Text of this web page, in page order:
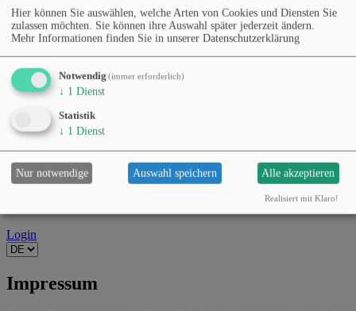
Login
Impressum
Hier können Sie auswählen, welche Arten von Cookies und Diensten Sie
zulassen möchten. Sie können ihre Auswahl später jederzeit ändern.
Mehr Informationen finden Sie in unserer Datenschutzerklärung
Notwendig(immer erforderlich)
↓ 1 Dienst
Statistik
↓ 1 Dienst
Nur notwendige Auswahl speichern Alle akzeptieren
Realisiert mit Klaro!